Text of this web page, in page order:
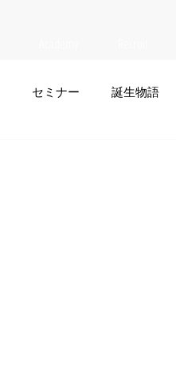
セミナー 誕生物語